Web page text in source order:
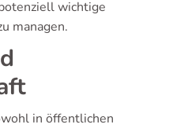
wichtige
managen.
in öffentlichen